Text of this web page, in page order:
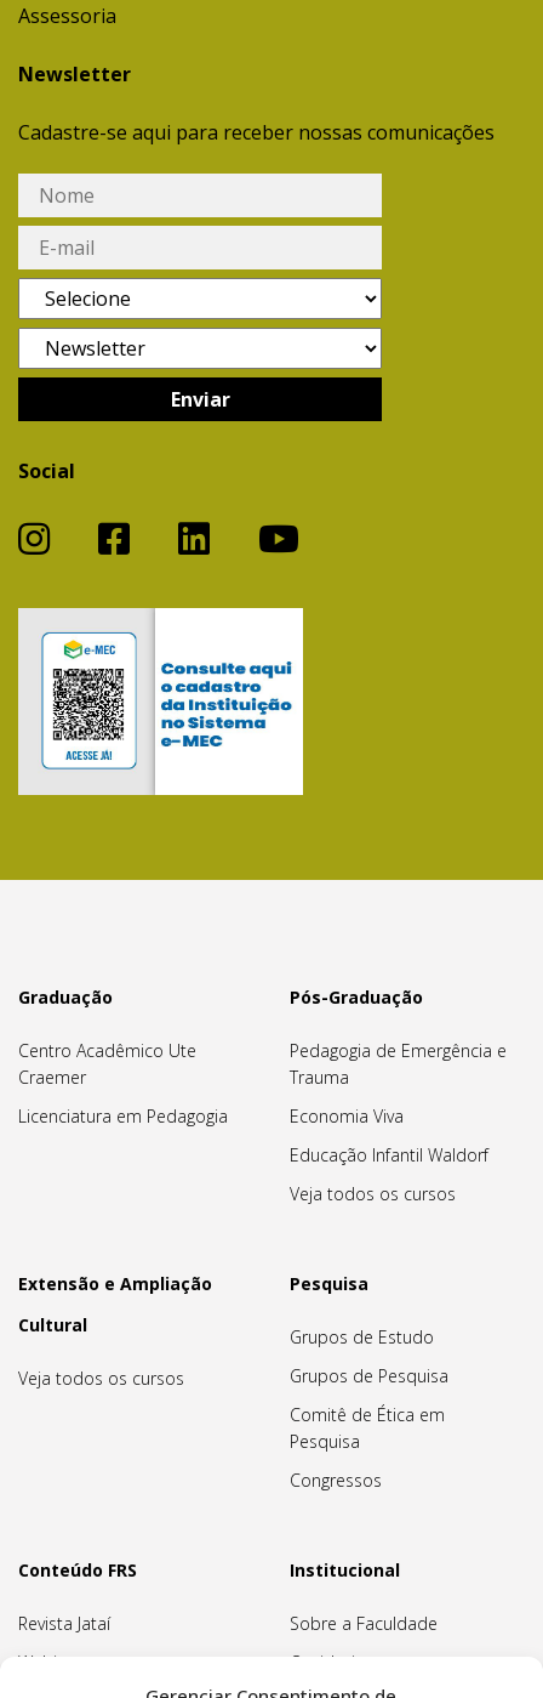
Assessoria
Newsletter
Cadastre-se aqui para receber nossas comunicações
Social
Graduação
Centro Acadêmico Ute
Craemer
Licenciatura em Pedagogia
Pós-Graduação
Pedagogia de Emergência e
Trauma
Economia Viva
Educação Infantil Waldorf
Veja todos os cursos
Extensão e Ampliação
Cultural
Veja todos os cursos
Pesquisa
Grupos de Estudo
Grupos de Pesquisa
Comitê de Ética em
Pesquisa
Congressos
Conteúdo FRS
Revista Jataí
Webinars
Institucional
Sobre a Faculdade
Ouvidoria